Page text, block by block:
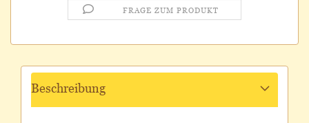
FRAGE ZUM PRODUKT
Beschreibung